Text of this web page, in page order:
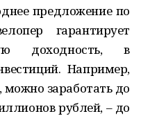
предложение по
гарантирует
доходность, в
Например,
можно заработать до
рублей, – до